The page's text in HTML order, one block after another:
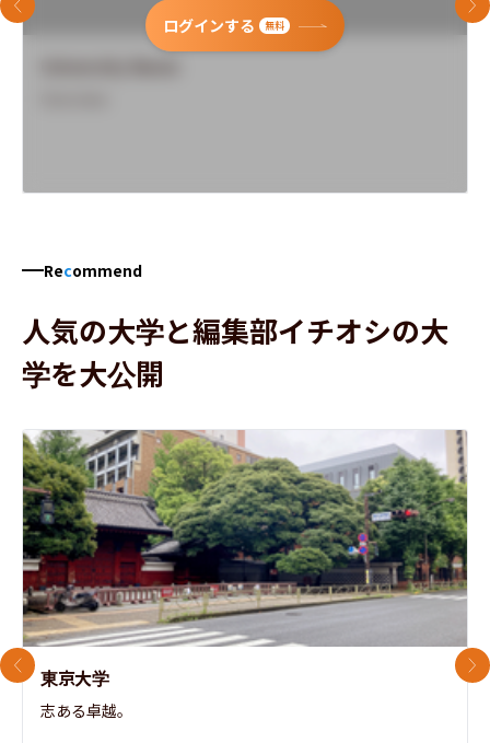
ログインする 無料
前のスライド 次
Recommend
人気の大学と編集部イチオシの大
学を大公開
東京大学
志ある卓越。
前のスライド 次